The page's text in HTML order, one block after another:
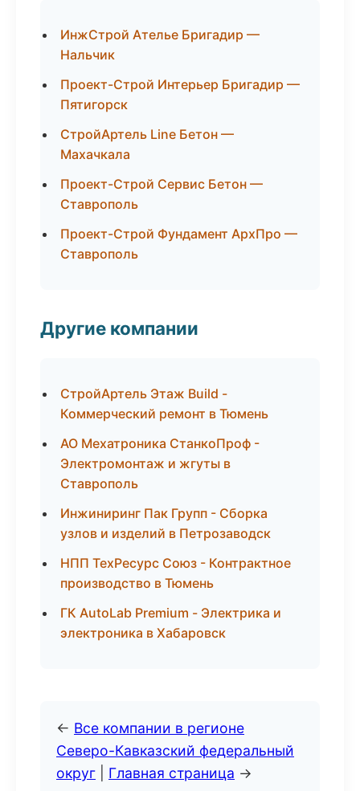
ИнжСтрой Ателье Бригадир —
Нальчик
Проект-Строй Интерьер Бригадир —
Пятигорск
СтройАртель Line Бетон —
Махачкала
Проект-Строй Сервис Бетон —
Ставрополь
Проект-Строй Фундамент АрхПро —
Ставрополь
Другие компании
СтройАртель Этаж Build -
Коммерческий ремонт в Тюмень
АО Мехатроника СтанкоПроф -
Электромонтаж и жгуты в
Ставрополь
Инжиниринг Пак Групп - Сборка
узлов и изделий в Петрозаводск
НПП ТехРесурс Союз - Контрактное
производство в Тюмень
ГК AutoLab Premium - Электрика и
электроника в Хабаровск
← Все компании в регионе
Северо-Кавказский федеральный
округ
Главная страница →